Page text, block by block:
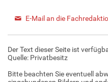
E-Mail an die
Der Text dieser Seite ist
Quelle: Privatbesitz
Bitte beachten Sie eventuell